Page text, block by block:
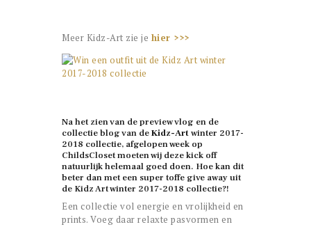
Meer Kidz-Art zie je hier >>>
Na het zien van de preview vlog en de
collectie blog van deKidz-Artwinter 2017-
2018 collectie, afgelopen week op
ChildsCloset moeten wij deze kick off
natuurlijk helemaal goed doen. Hoe kan dit
beter dan met een super toffe give away uit
de Kidz Art winter 2017-2018 collectie?!
Een collectie vol energie en vrolijkheid en
prints. Voeg daar relaxte pasvormen en